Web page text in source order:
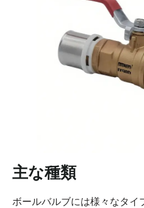
主な種類
ボールバルブには様々なタイ